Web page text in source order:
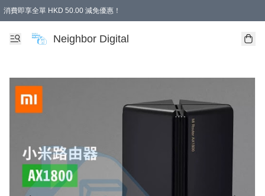
消費即享全單 HKD 50.00 減免優惠！
Neighbor Digital